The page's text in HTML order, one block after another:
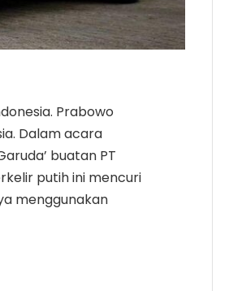
Prabowo
Dalam acara
buatan PT
putih ini mencuri
menggunakan